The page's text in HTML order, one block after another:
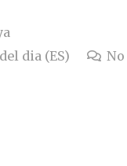
dia (ES)